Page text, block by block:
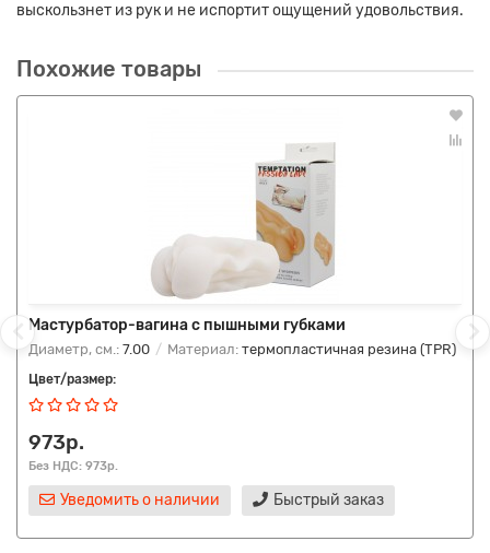
выскользнет из рук и не испортит ощущений удовольствия.
Похожие товары
Мастурбатор-вагина с пышными губками
Диаметр, см.: 7.00 Материал: термопластичная резина (TPR)
Цвет/размер:
973р.
Без НДС: 973р.
Уведомить о наличии Быстрый заказ